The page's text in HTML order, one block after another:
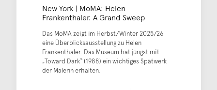
New York | MoMA: Helen
Frankenthaler. A Grand Sweep
Das MoMA zeigt im Herbst/Winter 2025/26
eine Überblicksausstellung zu Helen
Frankenthaler. Das Museum hat jüngst mit
„Toward Dark“ (1988) ein wichtiges Spätwerk
der Malerin erhalten.